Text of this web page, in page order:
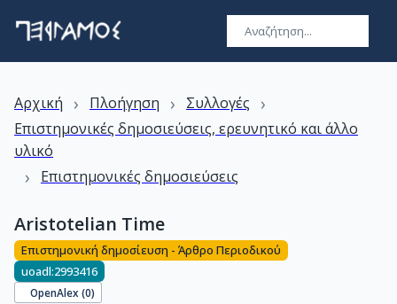
Αρχική › Πλοήγηση › Συλλογές ›
Επιστημονικές δημοσιεύσεις, ερευνητικό και άλλο
υλικό
› Επιστημονικές δημοσιεύσεις
Aristotelian Time
Επιστημονική δημοσίευση - Άρθρο Περιοδικού
uoadl:2993416
OpenAlex (0)